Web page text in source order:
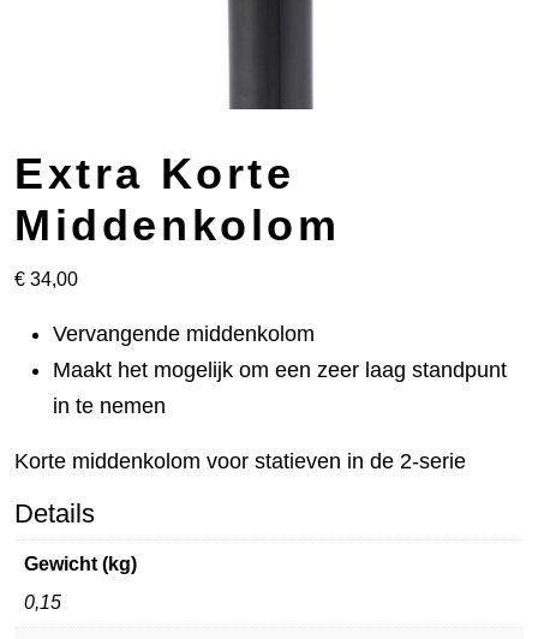
Extra Korte
Middenkolom
€ 34,00
Vervangende middenkolom
Maakt het mogelijk om een zeer laag standpunt
in te nemen
Korte middenkolom voor statieven in de 2-serie
Details
Gewicht (kg)
0,15